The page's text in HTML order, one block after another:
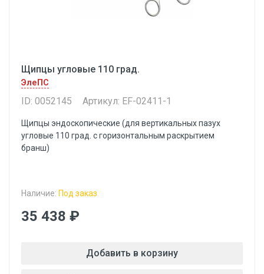
Щипцы угловые 110 град.
ЭлеПС
ID: 0052145 Артикул: EF-02411-1
Щипцы эндоскопические (для вертикальных пазух
угловые 110 град. с горизонтальным раскрытием
бранш)
Наличие: Под заказ
35 438 ₽
Добавить в корзину